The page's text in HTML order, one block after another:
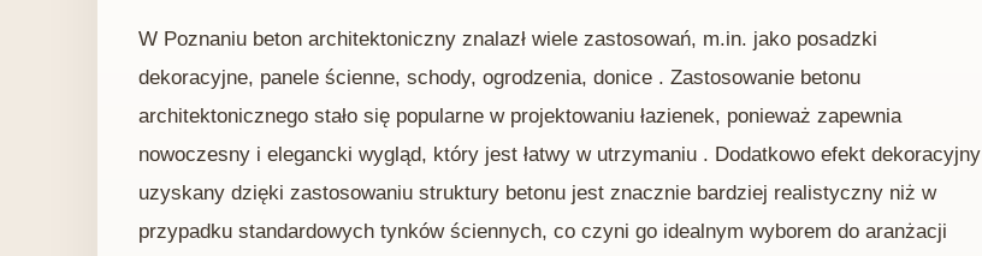
W Poznaniu beton architektoniczny znalazł wiele zastosowań, m.in. jako posadzki
dekoracyjne, panele ścienne, schody, ogrodzenia, donice . Zastosowanie betonu
architektonicznego stało się popularne w projektowaniu łazienek, ponieważ zapewnia
nowoczesny i elegancki wygląd, który jest łatwy w utrzymaniu . Dodatkowo efekt dekoracyjny
uzyskany dzięki zastosowaniu struktury betonu jest znacznie bardziej realistyczny niż w
przypadku standardowych tynków ściennych, co czyni go idealnym wyborem do aranżacji